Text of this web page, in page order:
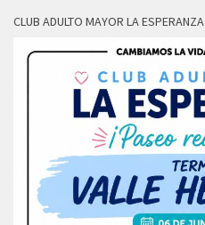
CLUB ADULTO MAYOR LA ESPERANZA